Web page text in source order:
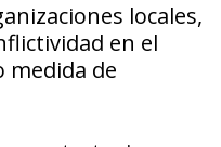
locales,
en el
medida de